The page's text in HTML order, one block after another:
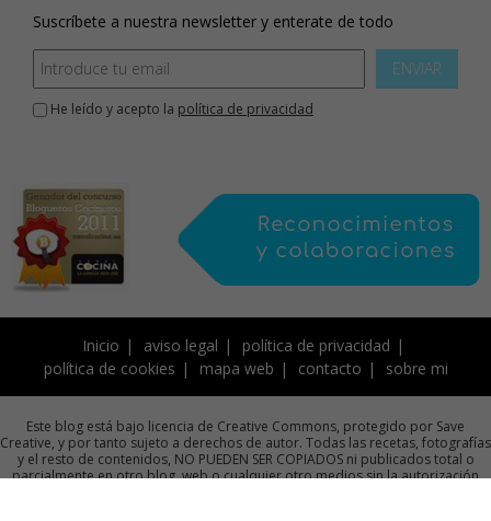
Suscríbete a nuestra newsletter y enterate de todo
ENVIAR
He leído y acepto la política de privacidad
Inicio aviso legal
política de privacidad
política de cookies
mapa web contacto sobre mi
Este blog está bajo licencia de Creative Commons, protegido por Save
Creative, y por tanto sujeto a derechos de autor. Todas las recetas, fotografías
y el resto de contenidos, NO PUEDEN SER COPIADOS ni publicados total o
parcialmente en otro blog, web o cualquier otro medios sin la autorización